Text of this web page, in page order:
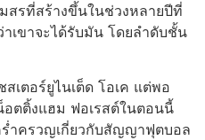
สรที่สร้างขึ้นในช่วงหลายปีที่
เขาจะได้รับมัน โดยลำดับชั้น
เตอร์ยูไนเต็ด โอเค แต่พอ
อตติ้งแฮม ฟอเรสต์ในตอนนี้
ำครวญเกี่ยวกับสัญญาฟุตบอล